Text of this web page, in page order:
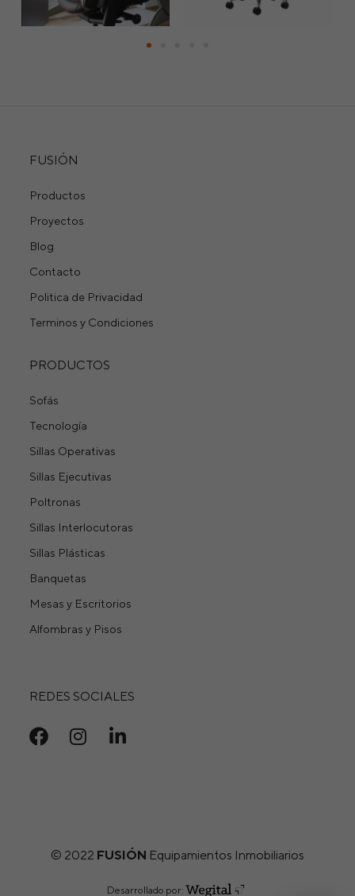
FUSIÓN
Productos
Proyectos
Blog
Contacto
Politica de Privacidad
Terminos y Condiciones
PRODUCTOS
Sofás
Tecnología
Sillas Operativas
Sillas Ejecutivas
Poltronas
Sillas Interlocutoras
Sillas Plásticas
Banquetas
Mesas y Escritorios
Alfombras y Pisos
REDES SOCIALES
© 2022 FUSIÓN Equipamientos Inmobiliarios
Desarrollado por: